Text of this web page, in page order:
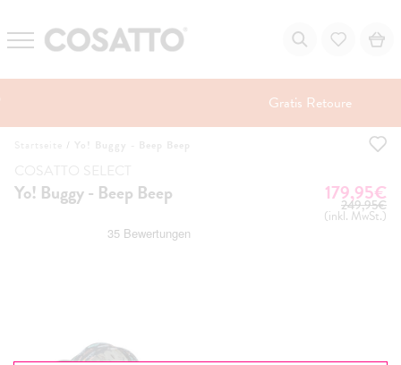
Zum
/
Yo! Buggy - Beep Beep 179,95€
UVP
249,95€
(inkl. MwSt.)